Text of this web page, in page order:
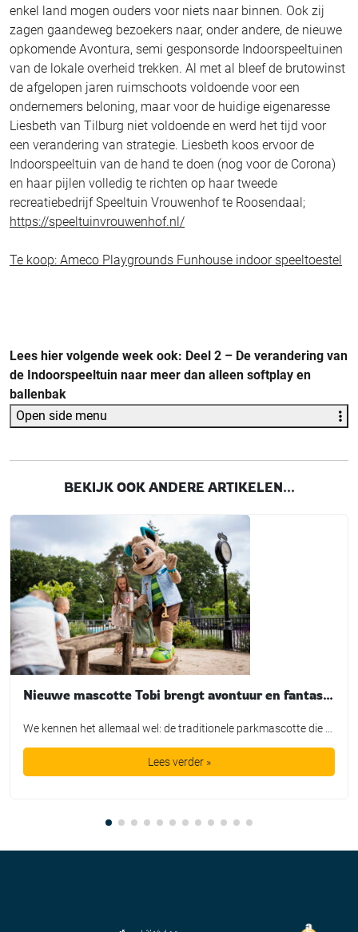
enkel land mogen ouders voor niets naar binnen. Ook zij
zagen gaandeweg bezoekers naar, onder andere, de nieuwe
opkomende Avontura, semi gesponsorde Indoorspeeltuinen
van de lokale overheid trekken. Al met al bleef de brutowinst
de afgelopen jaren ruimschoots voldoende voor een
ondernemers beloning, maar voor de huidige eigenaresse
Liesbeth van Tilburg niet voldoende en werd het tijd voor
een verandering van strategie. Liesbeth koos ervoor de
Indoorspeeltuin van de hand te doen (nog voor de Corona)
en haar pijlen volledig te richten op haar tweede
recreatiebedrijf Speeltuin Vrouwenhof te Roosendaal;
https://speeltuinvrouwenhof.nl/
Te koop: Ameco Playgrounds Funhouse indoor speeltoestel
Lees hier volgende week ook: Deel 2 – De verandering van
de Indoorspeeltuin naar meer dan alleen softplay en
ballenbak
Open side menu
BEKIJK OOK ANDERE ARTIKELEN...
Nieuwe mascotte Tobi brengt avontuur en fantasie tot leven bij TopParken
Lees verder »